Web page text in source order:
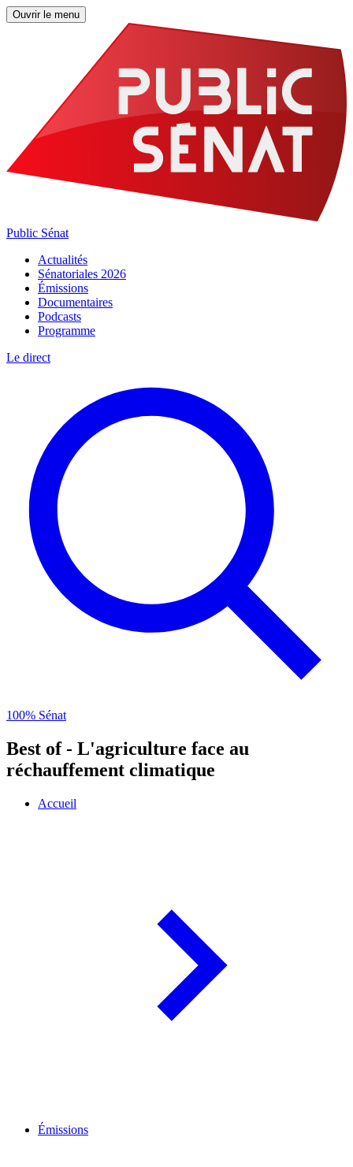
Ouvrir le menu
Public Sénat
Actualités
Sénatoriales 2026
Émissions
Documentaires
Podcasts
Programme
Le direct
100% Sénat
Best of - L'agriculture face au
réchauffement climatique
Accueil
Émissions